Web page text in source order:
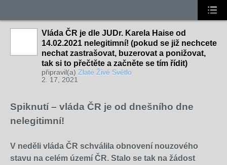
Vláda ČR je dle JUDr. Karela Haise od
14.02.2021 nelegitimní! (pokud se již nechcete
nechat zastrašovat, buzerovat a ponižovat,
tak si to přečtěte a začněte se tím řídit)
připravil(a) Zlaté Živé Světlo
2. 17, 2021
Spiknutí – vláda ČR je od dnešního dne
nelegitimní!
V neděli vláda ČR schválila obnovení nouzového
stavu na celém území ČR. Stalo se tak na žádost